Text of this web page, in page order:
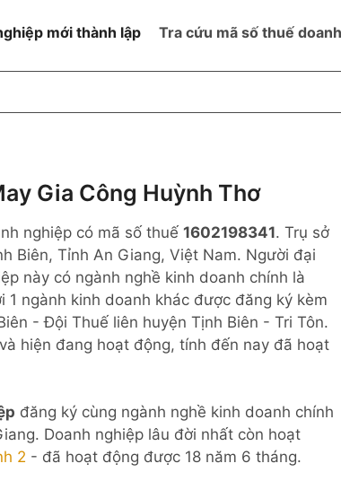
Ngừng hoạt động nhưng chưa
hoàn thành thủ tục đóng MST
Không hoạt động tại địa chỉ đã
đăng ký
mới thành lập Tra cứu mã số thuế
Gia Công Huỳnh Thơ
nghiệp có mã số thuế 1602198341. Trụ sở
Biên, Tỉnh An Giang, Việt Nam. Người đại
này có ngành nghề kinh doanh chính là
ngành kinh doanh khác được đăng ký kèm
- Đội Thuế liên huyện Tịnh Biên - Tri Tôn.
hiện đang hoạt động, tính đến nay đã hoạt
đăng ký cùng ngành nghề kinh doanh chính
Doanh nghiệp lâu đời nhất còn hoạt
2 - đã hoạt động được 18 năm 6 tháng.